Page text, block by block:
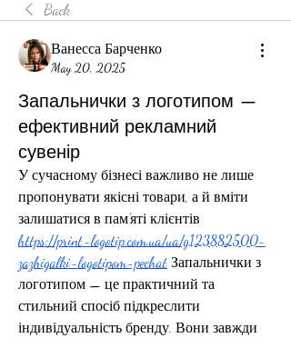
Back
Ванесса Барченко
May 20, 2025
Запальнички з логотипом —
ефективний рекламний
сувенір
У сучасному бізнесі важливо не лише
пропонувати якісні товари, а й вміти
https://print-logotip.com.ua/ua/g123882500-
zazhigalki-logotipom-pechat Запальнички з
логотипом — це практичний та
стильний спосіб підкреслити
індивідуальність бренду. Вони завжди